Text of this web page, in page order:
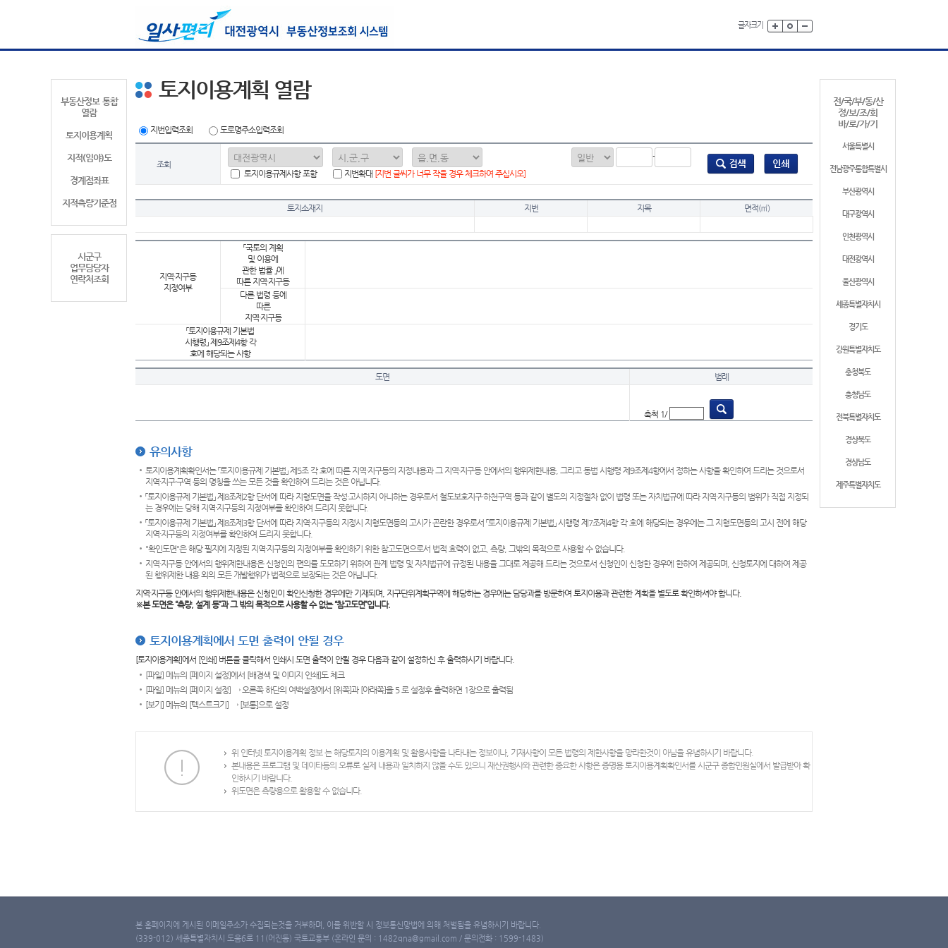
글자크기
부동산정보 통합
열람
토지이용계획
지적(임야)도
경계점좌표
지적측량기준점
시군구
업무담당자
연락처조회
전/국/부/동/산
정/보/조/회
바/로/가/기
서울특별시
전남광주통합특별시
부산광역시
대구광역시
인천광역시
대전광역시
울산광역시
세종특별자치시
경기도
강원특별자치도
충청북도
충청남도
전북특별자치도
경상북도
경상남도
제주특별자치도
토지이용계획 열람
지번입력조회 도로명주소입력조회
조회
-
토지이용규제사항 포함
지번확대 [지번 글씨가 너무 작을 경우 체크하여 주십시오]
토지소재지 지번 지목 면적(㎡)
지역·지구등
지정여부
「국토의 계획
및 이용에
관한 법률 」에
따른 지역·지구등
다른 법령 등에
따른
지역·지구등
「토지이용규제 기본법
시행령」 제9조제4항 각
호에 해당되는 사항
도면 범례
축척 1/
유의사항
토지이용계획확인서는 「토지이용규제 기본법」 제5조 각 호에 따른 지역·지구등의 지정내용과 그 지역·지구등 안에서의 행위제한내용, 그리고 동법 시행령 제9조제4항에서 정하는 사항을 확인하여 드리는 것으로서
지역·지구·구역 등의 명칭을 쓰는 모든 것을 확인하여 드리는 것은 아닙니다.
「토지이용규제 기본법」 제8조제2항 단서에 따라 지형도면을 작성·고시하지 아니하는 경우로서 철도보호지구·하천구역 등과 같이 별도의 지정절차 없이 법령 또는 자치법규에 따라 지역·지구등의 범위가 직접 지정되
는 경우에는 당해 지역·지구등의 지정여부를 확인하여 드리지 못합니다.
「토지이용규제 기본법」 제8조제3항 단서에 따라 지역·지구등의 지정시 지형도면등의 고시가 곤란한 경우로서 「토지이용규제 기본법」 시행령 제7조제4항 각 호에 해당되는 경우에는 그 지형도면등의 고시 전에 해당
지역·지구등의 지정여부를 확인하여 드리지 못합니다.
"확인도면"은 해당 필지에 지정된 지역·지구등의 지정여부를 확인하기 위한 참고도면으로서 법적 효력이 없고, 측량, 그밖의 목적으로 사용할 수 없습니다.
지역·지구등 안에서의 행위제한내용은 신청인의 편의를 도모하기 위하여 관계 법령 및 자치법규에 규정된 내용을 그대로 제공해 드리는 것으로서 신청인이 신청한 경우에 한하여 제공되며, 신청토지에 대하여 제공
된 행위제한 내용 외의 모든 개발행위가 법적으로 보장되는 것은 아닙니다.
지역·지구등 안에서의 행위제한내용은 신청인이 확인신청한 경우에만 기재되며, 지구단위계획구역에 해당하는 경우에는 담당과를 방문하여 토지이용과 관련한 계획을 별도로 확인하셔야 합니다.
※본 도면은“측량, 설계 등”과 그 밖의 목적으로 사용할 수 없는 “참고도면”입니다.
토지이용계획에서 도면 출력이 안될 경우
[토지이용계획]에서 [인쇄] 버튼을 클릭해서 인쇄시 도면 출력이 안될 경우 다음과 같이 설정하신 후 출력하시기 바랍니다.
[파일] 메뉴의 [페이지 설정]에서 [배경색 및 이미지 인쇄]도 체크
[파일] 메뉴의 [페이지 설정] → 오른쪽 하단의 여백설정에서 [위쪽]과 [아래쪽]을 5 로 설정후 출력하면 1장으로 출력됨
[보기] 메뉴의 [텍스트크기] → [보통]으로 설정
위 인터넷 토지이용계획 정보 는 해당토지의 이용계획 및 활용사항을 나타내는 정보이나, 기재사항이 모든 법령의 제한사항을 망라한것이 아님을 유념하시기 바랍니다.
본내용은 프로그램 및 데이타등의 오류로 실제 내용과 일치하지 않을 수도 있으니 재산권행사와 관련한 중요한 사항은 증명용 토지이용계획확인서를 시군구 종합민원실에서 발급받아 확
인하시기 바랍니다.
위도면은 측량용으로 활용할 수 없습니다.
본 홈페이지에 게시된 이메일주소가 수집되는것을 거부하며, 이를 위반할 시 정보통신망법에 의해 처벌됨을 유념하시기 바랍니다.
(339-012) 세종특별자치시 도움6로 11(어진동) 국토교통부 (온라인 문의 : 1482qna@gmail.com / 문의전화 : 1599-1483)